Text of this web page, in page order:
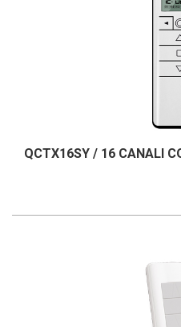
QCTX16SY / 16 CANALI